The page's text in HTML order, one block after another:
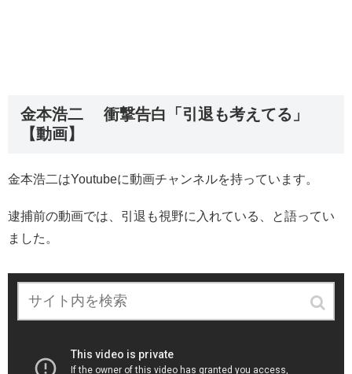
金本浩二 衝撃告白「引退も考えてる」
【動画】
金本浩二はYoutubeに動画チャンネルを持っています。
逮捕前の動画では、引退も視野に入れている、と語ってい
ました。